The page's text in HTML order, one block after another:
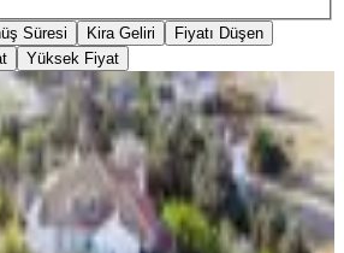
Süresi Kira Geliri
Fiyatı Düşen
Yüksek Fiyat
Alipaşada Ticari + Konut
Havuzlu Villa
Alipaşa Mahallesi
350 m² · 10.04.2026